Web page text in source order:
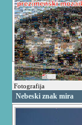
Fotografija
Nebeski znak mira